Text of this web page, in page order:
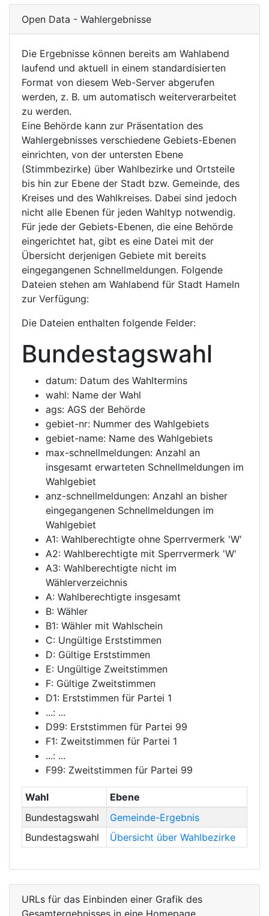
Open Data - Wahlergebnisse
Die Ergebnisse können bereits am Wahlabend
laufend und aktuell in einem standardisierten
Format von diesem Web-Server abgerufen
werden, z. B. um automatisch weiterverarbeitet
zu werden.
Eine Behörde kann zur Präsentation des
Wahlergebnisses verschiedene Gebiets-Ebenen
einrichten, von der untersten Ebene
(Stimmbezirke) über Wahlbezirke und Ortsteile
bis hin zur Ebene der Stadt bzw. Gemeinde, des
Kreises und des Wahlkreises. Dabei sind jedoch
nicht alle Ebenen für jeden Wahltyp notwendig.
Für jede der Gebiets-Ebenen, die eine Behörde
eingerichtet hat, gibt es eine Datei mit der
Übersicht derjenigen Gebiete mit bereits
eingegangenen Schnellmeldungen. Folgende
Dateien stehen am Wahlabend für Stadt Hameln
zur Verfügung:
Die Dateien enthalten folgende Felder:
Bundestagswahl
datum: Datum des Wahltermins
wahl: Name der Wahl
ags: AGS der Behörde
gebiet-nr: Nummer des Wahlgebiets
gebiet-name: Name des Wahlgebiets
max-schnellmeldungen: Anzahl an
insgesamt erwarteten Schnellmeldungen im
Wahlgebiet
anz-schnellmeldungen: Anzahl an bisher
eingegangenen Schnellmeldungen im
Wahlgebiet
A1: Wahlberechtigte ohne Sperrvermerk 'W'
A2: Wahlberechtigte mit Sperrvermerk 'W'
A3: Wahlberechtigte nicht im
Wählerverzeichnis
A: Wahlberechtigte insgesamt
B: Wähler
B1: Wähler mit Wahlschein
C: Ungültige Erststimmen
D: Gültige Erststimmen
E: Ungültige Zweitstimmen
F: Gültige Zweitstimmen
D1: Erststimmen für Partei 1
...: ...
D99: Erststimmen für Partei 99
F1: Zweitstimmen für Partei 1
...: ...
F99: Zweitstimmen für Partei 99
Wahl
Ebene
Bundestagswahl
Gemeinde-Ergebnis
Bundestagswahl
Übersicht über Wahlbezirke
URLs für das Einbinden einer Grafik des
Gesamtergebnisses in eine Homepage